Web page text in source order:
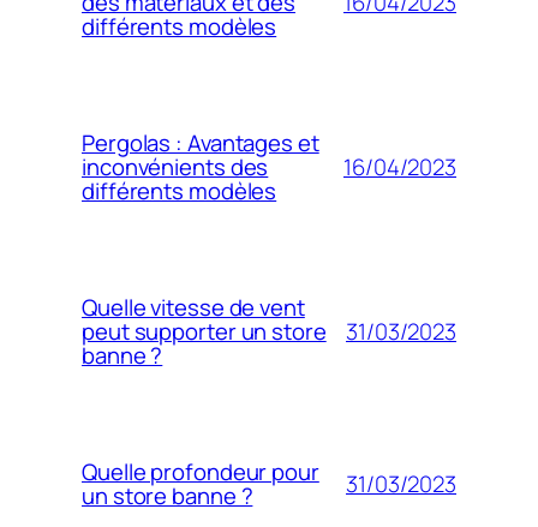
différents modèles
Pergolas : Avantages et
inconvénients des
différents modèles
16/04/2023
Quelle vitesse de vent
peut supporter un store
banne ?
31/03/2023
Quelle profondeur pour
un store banne ? 31/03/2023